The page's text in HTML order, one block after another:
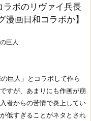
ラボのリヴァイ兵長
画日和コラボか】
巨人
巨人」とコラボして作ら
すが、あまりにも作画が崩
者からの苦情で炎上してい
低すぎることがネタとされ